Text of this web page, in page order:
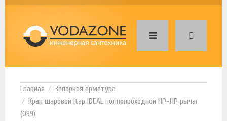
Запорная арматура
Кран шаровой Itap IDEAL полнопроходной НР-НР рычаг
(099)